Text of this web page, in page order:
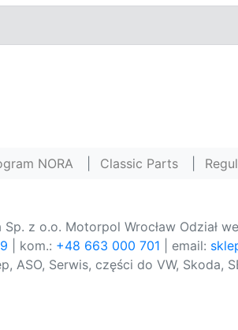
NORA Classic Parts
z o.o. Motorpol Wrocław Odział
| kom.: +48 663 000 701 | email:
ASO, Serwis, części do VW, Skoda,